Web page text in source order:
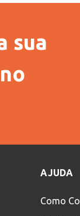
sua
AJUDA
Como